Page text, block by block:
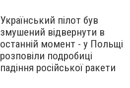
Український пілот був
змушений відвернути в
останній момент - у Польщі
розповіли подробиці
падіння російської ракети